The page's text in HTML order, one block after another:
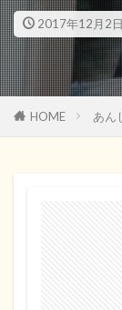
2017年12月2日
HOME あん